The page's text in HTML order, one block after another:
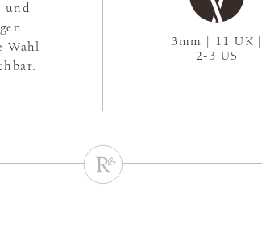
und
Wahl
3mm | 11 UK |
2-3 US